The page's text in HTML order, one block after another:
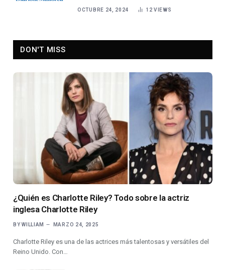
OCTUBRE 24, 2024 12VIEWS
DON'T MISS
¿Quién es Charlotte Riley? Todo sobre la actriz
inglesa Charlotte Riley
BY WILLIAM MARZO 24, 2025
Charlotte Riley es una de las actrices más talentosas y versátiles del
Reino Unido. Con…